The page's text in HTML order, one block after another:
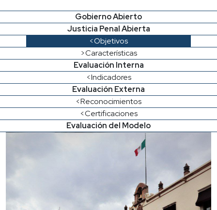
Gobierno Abierto
Justicia Penal Abierta
<Objetivos
>Características
Evaluación Interna
<Indicadores
Evaluación Externa
<Reconocimientos
<Certificaciones
Evaluación del Modelo